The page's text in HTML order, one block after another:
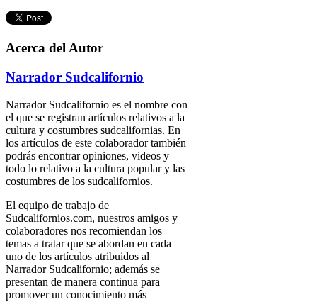
Acerca del Autor
Narrador Sudcalifornio
Narrador Sudcalifornio es el nombre con
el que se registran artículos relativos a la
cultura y costumbres sudcalifornias. En
los artículos de este colaborador también
podrás encontrar opiniones, videos y
todo lo relativo a la cultura popular y las
costumbres de los sudcalifornios.
El equipo de trabajo de
Sudcalifornios.com, nuestros amigos y
colaboradores nos recomiendan los
temas a tratar que se abordan en cada
uno de los artículos atribuidos al
Narrador Sudcalifornio; además se
presentan de manera continua para
promover un conocimiento más